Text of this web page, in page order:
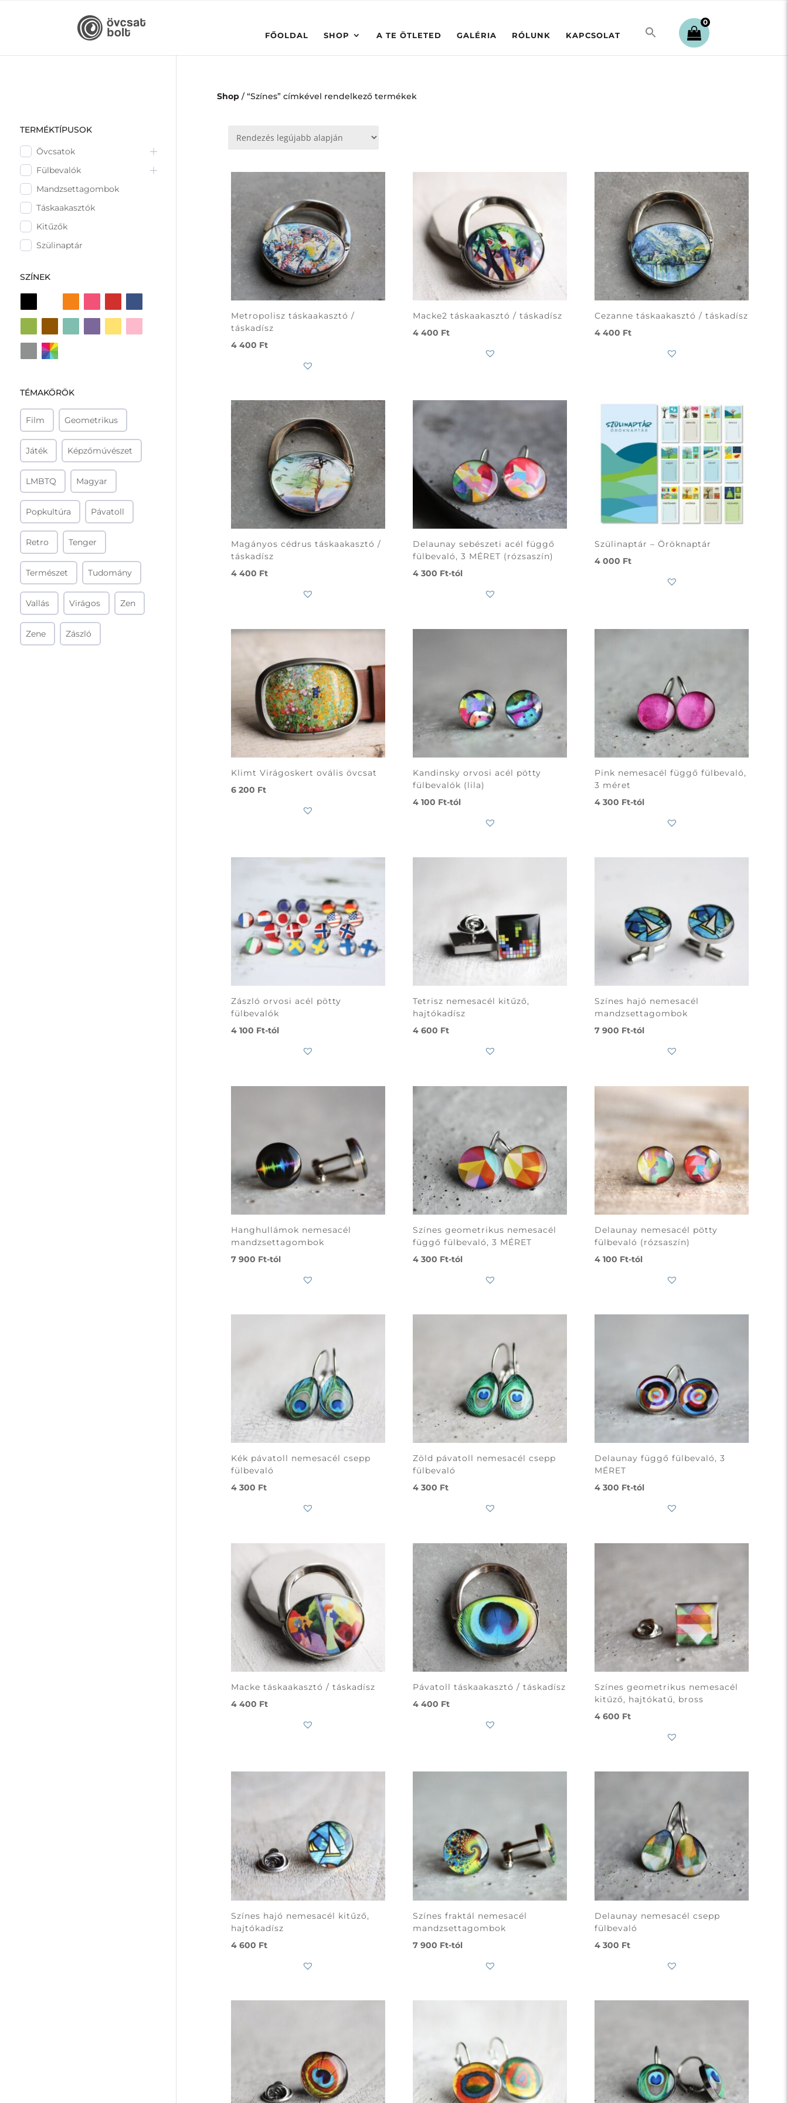
FŐOLDAL SHOP A TE ÖTLETED GALÉRIA RÓLUNK KAPCSOLAT
0
Shop / “Színes” címkével rendelkező termékek
Metropolisz táskaakasztó /
táskadísz
4 400 Ft
Macke2 táskaakasztó / táskadísz
4 400 Ft
Cezanne táskaakasztó / táskadísz
4 400 Ft
Magányos cédrus táskaakasztó /
táskadísz
4 400 Ft
Delaunay sebészeti acél függő
fülbevaló, 3 MÉRET (rózsaszín)
4 300 Ft-tól
Szülinaptár – Öröknaptár
4 000 Ft
Klimt Virágoskert ovális övcsat
6 200 Ft
Kandinsky orvosi acél pötty
fülbevalók (lila)
4 100 Ft-tól
Pink nemesacél függő fülbevaló,
3 méret
4 300 Ft-tól
Zászló orvosi acél pötty
fülbevalók
4 100 Ft-tól
Tetrisz nemesacél kitűző,
hajtókadísz
4 600 Ft
Színes hajó nemesacél
mandzsettagombok
7 900 Ft-tól
Hanghullámok nemesacél
mandzsettagombok
7 900 Ft-tól
Színes geometrikus nemesacél
függő fülbevaló, 3 MÉRET
4 300 Ft-tól
Delaunay nemesacél pötty
fülbevaló (rózsaszín)
4 100 Ft-tól
Kék pávatoll nemesacél csepp
fülbevaló
4 300 Ft
Zöld pávatoll nemesacél csepp
fülbevaló
4 300 Ft
Delaunay függő fülbevaló, 3
MÉRET
4 300 Ft-tól
Macke táskaakasztó / táskadísz
4 400 Ft
Pávatoll táskaakasztó / táskadísz
4 400 Ft
Színes geometrikus nemesacél
kitűző, hajtókatű, bross
4 600 Ft
Színes hajó nemesacél kitűző,
hajtókadísz
4 600 Ft
Színes fraktál nemesacél
mandzsettagombok
7 900 Ft-tól
Delaunay nemesacél csepp
fülbevaló
4 300 Ft
TERMÉKTÍPUSOK
Övcsatok
Fülbevalók
Mandzsettagombok
Táskaakasztók
Kitűzők
Szülinaptár
SZÍNEK
TÉMAKÖRÖK
Film Geometrikus
Játék Képzőmúvészet
LMBTQ Magyar
Popkultúra Pávatoll
Retro Tenger
Természet Tudomány
Vallás Virágos Zen
Zene Zászló